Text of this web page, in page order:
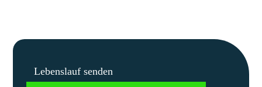
Lebenslauf senden